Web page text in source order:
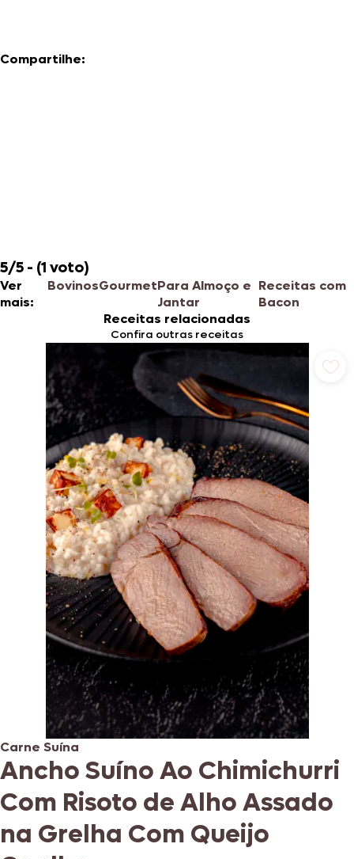
Compartilhe:
5/5 - (1 voto)
Ver
mais:
BovinosGourmetPara Almoço e
Jantar
Receitas com
Bacon
Receitas relacionadas
Confira outras receitas
Carne Suína
Ancho Suíno Ao Chimichurri
Com Risoto de Alho Assado
na Grelha Com Queijo